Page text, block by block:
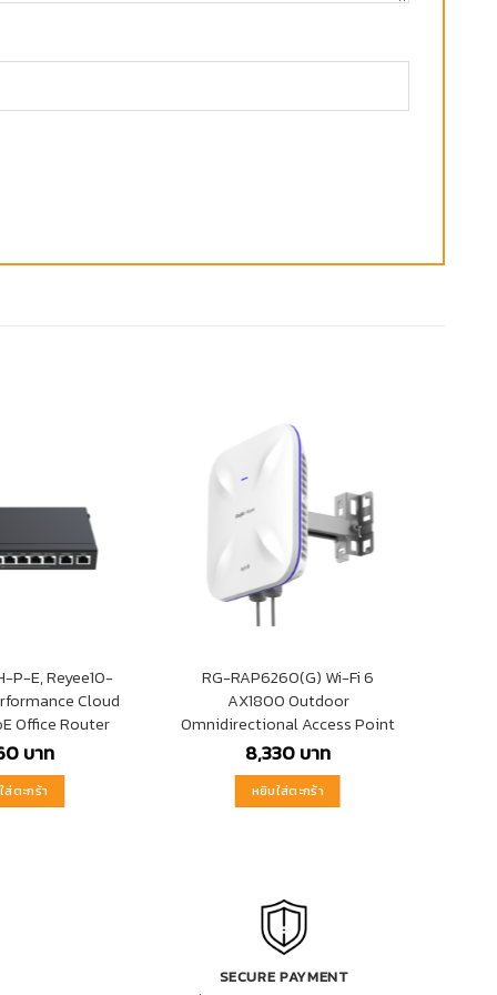
P-E, Reyee10-
Cloud
Office Router
บาท
ส่ตะกร้า
RG-RAP6260(G) Wi-Fi 6
AX1800 Outdoor
Omnidirectional Access Point
8,330บาท
หยิบใส่ตะกร้า
SECURE PAYMENT